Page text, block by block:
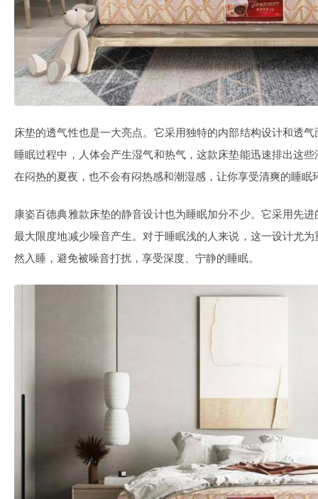
床垫的透气性也是一大亮点。它采用独特的内部结构设计和透
睡眠过程中，人体会产生湿气和热气，这款床垫能迅速排出这
在闷热的夏夜，也不会有闷热感和潮湿感，让你享受清爽的睡眠
康姿百德典雅款床垫的静音设计也为睡眠加分不少。它采用先
最大限度地减少噪音产生。对于睡眠浅的人来说，这一设计尤
然入睡，避免被噪音打扰，享受深度、宁静的睡眠。